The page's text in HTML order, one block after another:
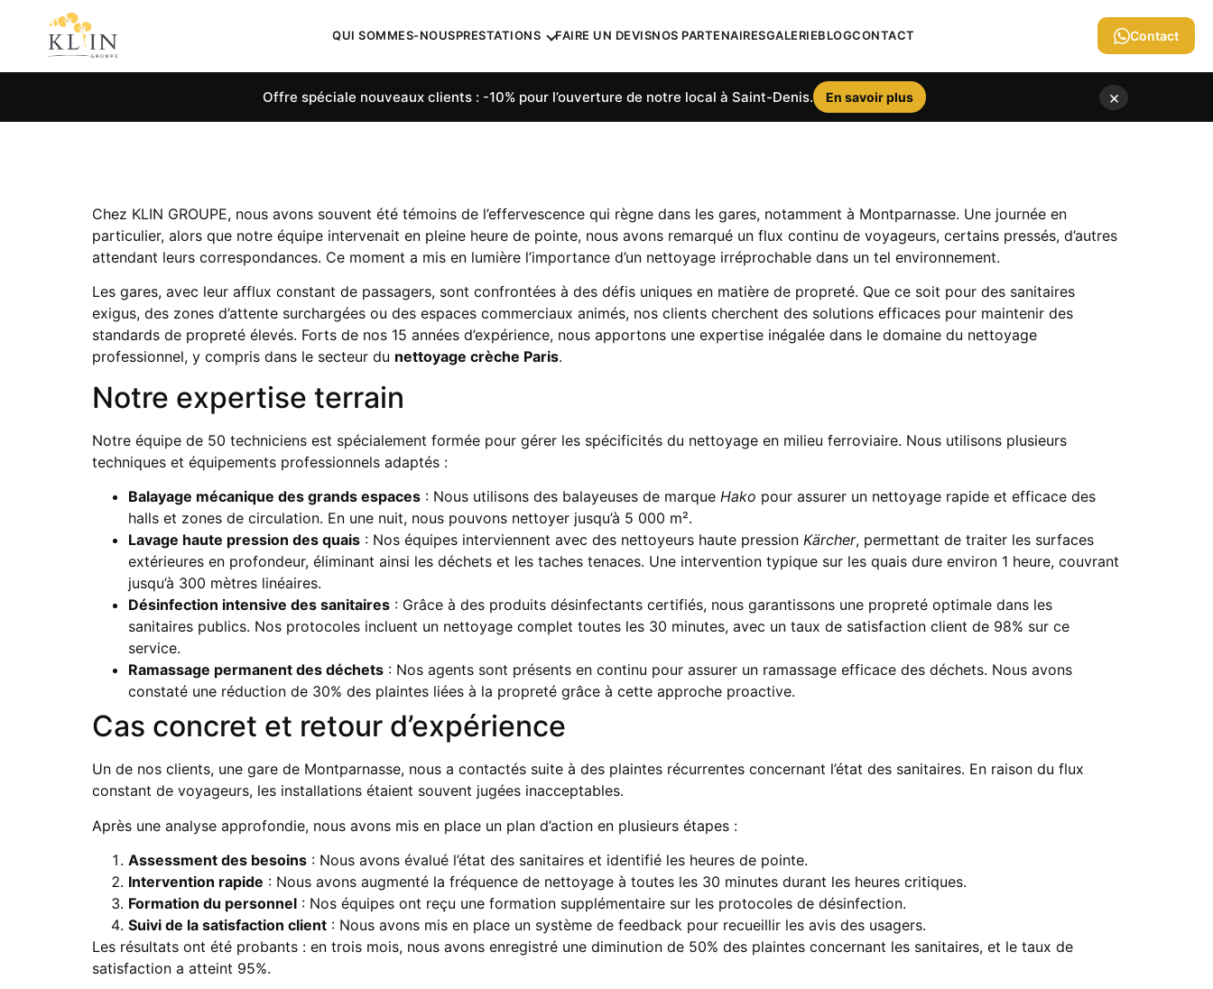
QUI SOMMES-NOUSPRESTATIONS FAIRE UN DEVISNOS PARTENAIRESGALERIEBLOGCONTACT Contact
Offre spéciale nouveaux clients : -10% pour l’ouverture de notre local à Saint-Denis. En savoir plus ×
Chez KLIN GROUPE, nous avons souvent été témoins de l’effervescence qui règne dans les gares, notamment à Montparnasse. Une journée en
particulier, alors que notre équipe intervenait en pleine heure de pointe, nous avons remarqué un flux continu de voyageurs, certains pressés, d’autres
attendant leurs correspondances. Ce moment a mis en lumière l’importance d’un nettoyage irréprochable dans un tel environnement.
Les gares, avec leur afflux constant de passagers, sont confrontées à des défis uniques en matière de propreté. Que ce soit pour des sanitaires
exigus, des zones d’attente surchargées ou des espaces commerciaux animés, nos clients cherchent des solutions efficaces pour maintenir des
standards de propreté élevés. Forts de nos 15 années d’expérience, nous apportons une expertise inégalée dans le domaine du nettoyage
professionnel, y compris dans le secteur du nettoyage crèche Paris.
Notre expertise terrain
Notre équipe de 50 techniciens est spécialement formée pour gérer les spécificités du nettoyage en milieu ferroviaire. Nous utilisons plusieurs
techniques et équipements professionnels adaptés :
Balayage mécanique des grands espaces : Nous utilisons des balayeuses de marque Hako pour assurer un nettoyage rapide et efficace des
halls et zones de circulation. En une nuit, nous pouvons nettoyer jusqu’à 5 000 m².
Lavage haute pression des quais : Nos équipes interviennent avec des nettoyeurs haute pression Kärcher, permettant de traiter les surfaces
extérieures en profondeur, éliminant ainsi les déchets et les taches tenaces. Une intervention typique sur les quais dure environ 1 heure, couvrant
jusqu’à 300 mètres linéaires.
Désinfection intensive des sanitaires : Grâce à des produits désinfectants certifiés, nous garantissons une propreté optimale dans les
sanitaires publics. Nos protocoles incluent un nettoyage complet toutes les 30 minutes, avec un taux de satisfaction client de 98% sur ce
service.
Ramassage permanent des déchets : Nos agents sont présents en continu pour assurer un ramassage efficace des déchets. Nous avons
constaté une réduction de 30% des plaintes liées à la propreté grâce à cette approche proactive.
Cas concret et retour d’expérience
Un de nos clients, une gare de Montparnasse, nous a contactés suite à des plaintes récurrentes concernant l’état des sanitaires. En raison du flux
constant de voyageurs, les installations étaient souvent jugées inacceptables.
Après une analyse approfondie, nous avons mis en place un plan d’action en plusieurs étapes :
Assessment des besoins : Nous avons évalué l’état des sanitaires et identifié les heures de pointe.
Intervention rapide : Nous avons augmenté la fréquence de nettoyage à toutes les 30 minutes durant les heures critiques.
Formation du personnel : Nos équipes ont reçu une formation supplémentaire sur les protocoles de désinfection.
Suivi de la satisfaction client : Nous avons mis en place un système de feedback pour recueillir les avis des usagers.
Les résultats ont été probants : en trois mois, nous avons enregistré une diminution de 50% des plaintes concernant les sanitaires, et le taux de
satisfaction a atteint 95%.